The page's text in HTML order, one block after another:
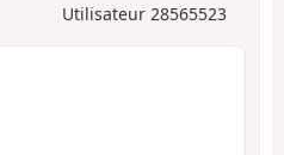
Utilisateur 28565523